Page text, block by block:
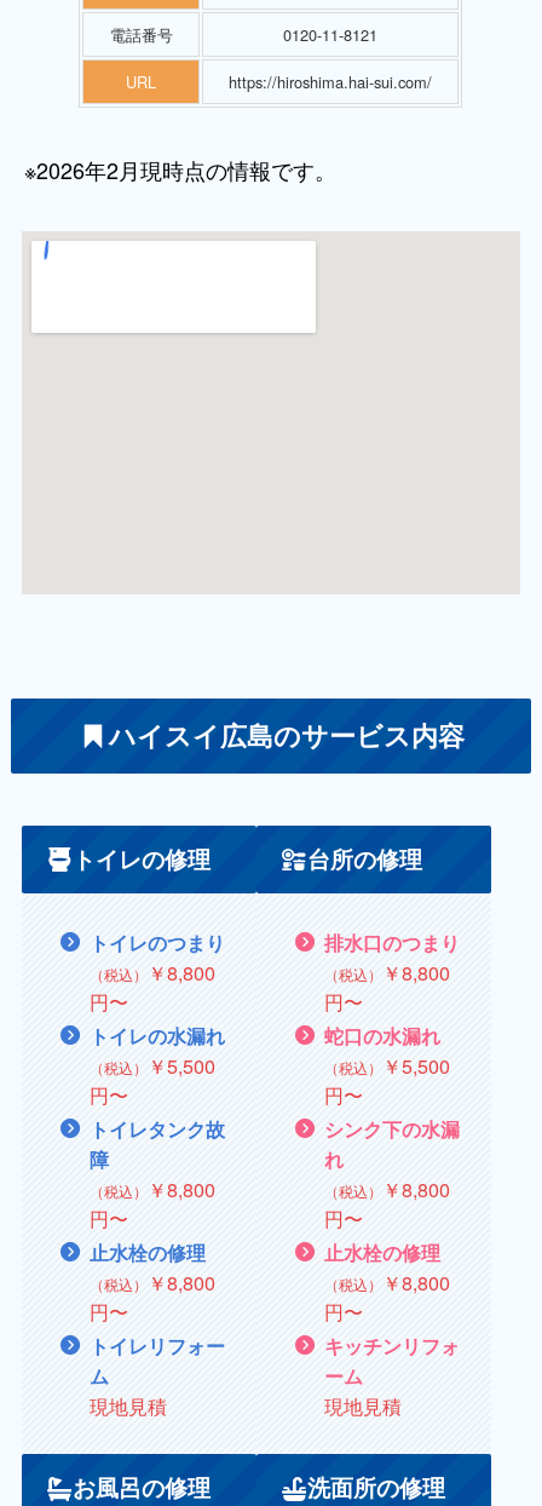
電話番号 0120-11-8121
URL https://hiroshima.hai-sui.com/
※2026年2月現時点の情報です。
ハイスイ広島のサービス内容
トイレの修理
トイレのつまり
（税込）
￥8,800
円〜
トイレの水漏れ
（税込） ￥5,500
円〜
トイレタンク故
障
（税込） ￥8,800
円〜
止水栓の修理
（税込）
￥8,800
円〜
トイレリフォー
ム
現地見積
台所の修理
排水口のつまり
（税込）
￥8,800
円〜
蛇口の水漏れ
（税込） ￥5,500
円〜
シンク下の水漏
れ
（税込）
￥8,800
円〜
止水栓の修理
（税込） ￥8,800
円〜
キッチンリフォ
ーム
現地見積
お風呂の修理 洗面所の修理